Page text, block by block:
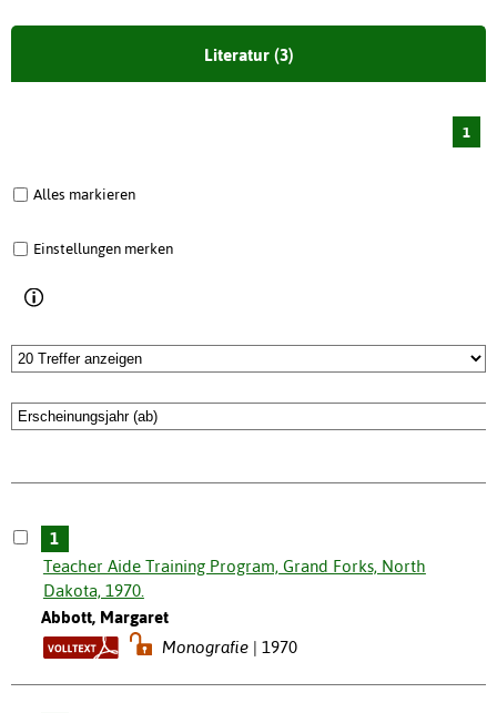
Literatur (3)
1
Alles markieren
Einstellungen merken
1
Teacher Aide Training Program, Grand Forks, North
Dakota, 1970.
Abbott, Margaret
Monografie
1970